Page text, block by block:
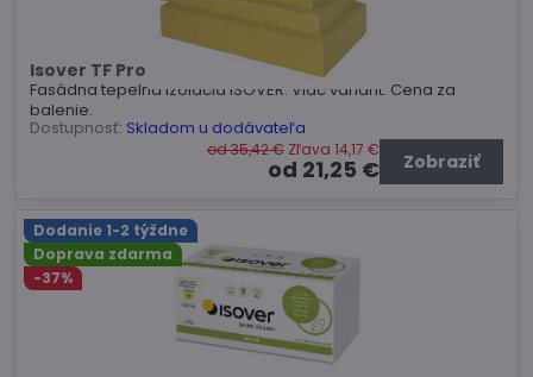
Isover TF Profi
Fasádna tepelná izolácia ISOVER. Viac variant. Cena za
balenie.
Dostupnosť: Skladom u dodávateľa
od 21,25 €
od 35,42 € Zľava 14,17 €
Zobraziť
Dodanie 1-2 týždne
Doprava zdarma
-37%